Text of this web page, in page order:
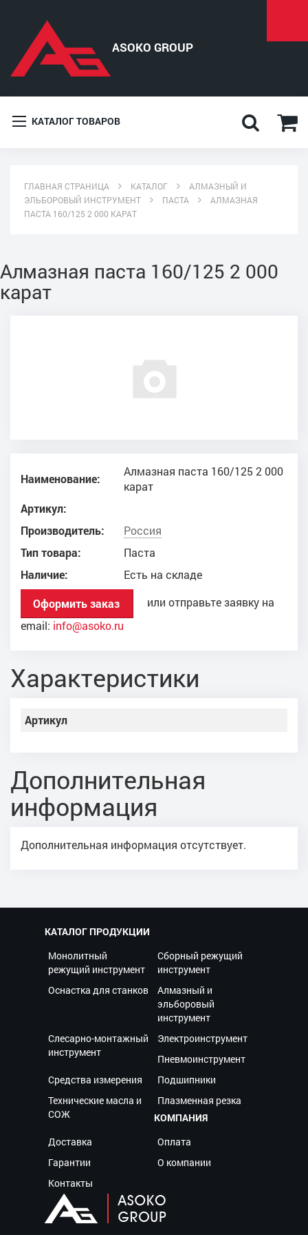
КАТАЛОГ ТОВАРОВ
ГЛАВНАЯ СТРАНИЦА КАТАЛОГ
АЛМАЗНЫЙ И
ЭЛЬБОРОВЫЙ ИНСТРУМЕНТ
ПАСТА
АЛМАЗНАЯ
ПАСТА 160/125 2 000 КАРАТ
Алмазная паста 160/125 2 000
карат
Наименование:
Алмазная паста 160/125 2 000
карат
Артикул:
Производитель:
Россия
Тип товара:
Паста
Наличие:
Есть на складе
Оформить заказ
или отправьте заявку на
email: info@asoko.ru
Характеристики
Артикул
Дополнительная
информация
Дополнительная информация отсутствует.
КАТАЛОГ ПРОДУКЦИИ
Монолитный
режущий инструмент
Сборный режущий
инструмент
Оснастка для станков
Алмазный и
эльборовый
инструмент
Слесарно-монтажный
инструмент
Электроинструмент
Пневмоинструмент
Средства измерения
Подшипники
Технические масла и
СОЖ
Плазменная резка
КОМПАНИЯ
Доставка
Оплата
Гарантии
О компании
Контакты